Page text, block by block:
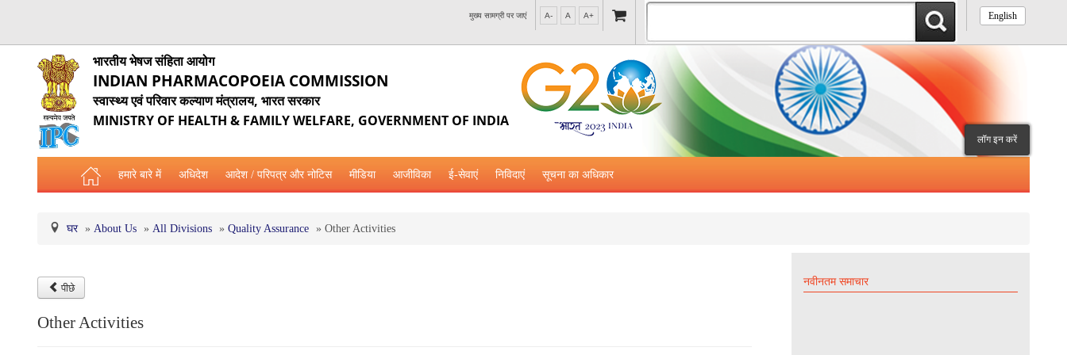
मुख्य सामग्री पर जाएं A- A A+ English
भारतीय भेषज संहिता आयोग
INDIAN PHARMACOPOEIA COMMISSION
स्वास्थ्य एवं परिवार कल्याण मंत्रालय, भारत सरकार
MINISTRY OF HEALTH & FAMILY WELFARE, GOVERNMENT OF INDIA
लॉग इन करें
हमारे बारे में अधिदेश आदेश / परिपत्र और नोटिस मीडिया आजीविका ई-सेवाएं निविदाएं सूचना का अधिकार
घर » About Us » All Divisions » Quality Assurance » Other Activities
पीछे
Other Activities
नवीनतम समाचार